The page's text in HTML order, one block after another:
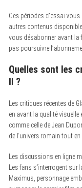
Ces périodes d’essai
autres contenus
vous désabonner avant la
pas poursuivre
Quelles sont les
II ?
Les critiques récentes de
en avant la qualité
comme celle de Jean
de l’univers romain tout
Les discussions en ligne
Les fans s’interrogent sur
Maximus, personnage